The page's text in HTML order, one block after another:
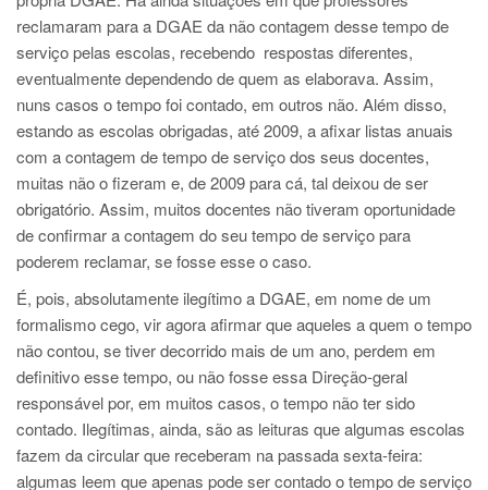
reclamaram para a DGAE da não contagem desse tempo de
serviço pelas escolas, recebendo respostas diferentes,
eventualmente dependendo de quem as elaborava. Assim,
nuns casos o tempo foi contado, em outros não. Além disso,
estando as escolas obrigadas, até 2009, a afixar listas anuais
com a contagem de tempo de serviço dos seus docentes,
muitas não o fizeram e, de 2009 para cá, tal deixou de ser
obrigatório. Assim, muitos docentes não tiveram oportunidade
de confirmar a contagem do seu tempo de serviço para
poderem reclamar, se fosse esse o caso.
É, pois, absolutamente ilegítimo a DGAE, em nome de um
formalismo cego, vir agora afirmar que aqueles a quem o tempo
não contou, se tiver decorrido mais de um ano, perdem em
definitivo esse tempo, ou não fosse essa Direção-geral
responsável por, em muitos casos, o tempo não ter sido
contado. Ilegítimas, ainda, são as leituras que algumas escolas
fazem da circular que receberam na passada sexta-feira:
algumas leem que apenas pode ser contado o tempo de serviço